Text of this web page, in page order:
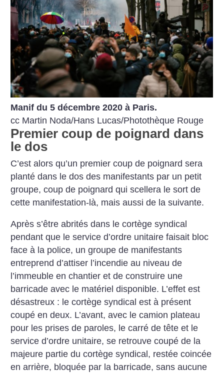
Manif du 5 décembre 2020 à Paris.
cc Martin Noda/Hans Lucas/Photothèque Rouge
Premier coup de poignard dans
le dos
C’est alors qu’un premier coup de poignard sera
planté dans le dos des manifestants par un petit
groupe, coup de poignard qui scellera le sort de
cette manifestation-là, mais aussi de la suivante.
Après s’être abrités dans le cortège syndical
pendant que le service d’ordre unitaire faisait bloc
face à la police, un groupe de manifestants
entreprend d’attiser l’incendie au niveau de
l’immeuble en chantier et de construire une
barricade avec le matériel disponible. L’effet est
désastreux : le cortège syndical est à présent
coupé en deux. L’avant, avec le camion plateau
pour les prises de paroles, le carré de tête et le
service d’ordre unitaire, se retrouve coupé de la
majeure partie du cortège syndical, restée coincée
en arrière, bloquée par la barricade, sans aucune